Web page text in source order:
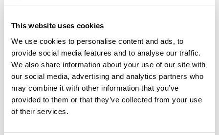
This website uses cookies
We use cookies to personalise content and ads, to
provide social media features and to analyse our traffic.
We also share information about your use of our site with
our social media, advertising and analytics partners who
may combine it with other information that you’ve
provided to them or that they’ve collected from your use
of their services.
Ajouter un avis
Découvrez ce parcours de vélo de 86,6 km à proximité de